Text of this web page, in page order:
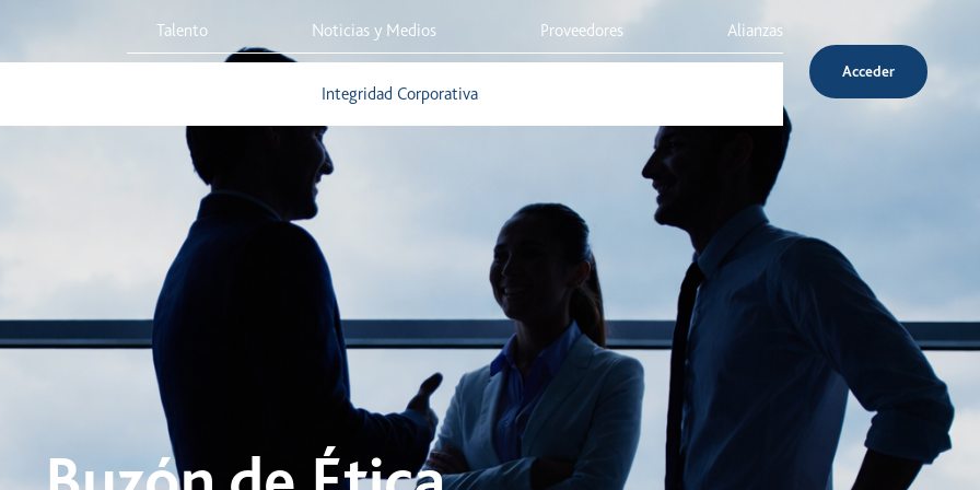
Talento Noticias y Medios Proveedores Alianzas
Integridad Corporativa
Acceder